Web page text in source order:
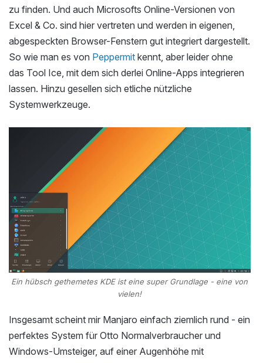
zu finden. Und auch Microsofts Online-Versionen von
Excel & Co. sind hier vertreten und werden in eigenen,
abgespeckten Browser-Fenstern gut integriert dargestellt.
So wie man es von Peppermit kennt, aber leider ohne
das Tool Ice, mit dem sich derlei Online-Apps integrieren
lassen. Hinzu gesellen sich etliche nützliche
Systemwerkzeuge.
Ein hübsch gethemetes KDE ist eine super Grundlage - eine von
vielen!
Insgesamt scheint mir Manjaro einfach ziemlich rund - ein
perfektes System für Otto Normalverbraucher und
Windows-Umsteiger, auf einer Augenhöhe mit